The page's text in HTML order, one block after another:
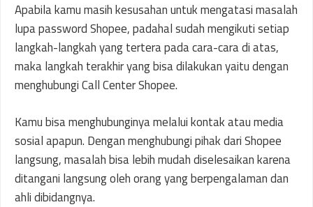
Apabila kamu masih kesusahan untuk mengatasi masalah
lupa password Shopee, padahal sudah mengikuti setiap
langkah-langkah yang tertera pada cara-cara di atas,
maka langkah terakhir yang bisa dilakukan yaitu dengan
menghubungi Call Center Shopee.
Kamu bisa menghubunginya melalui kontak atau media
sosial apapun. Dengan menghubungi pihak dari Shopee
langsung, masalah bisa lebih mudah diselesaikan karena
ditangani langsung oleh orang yang berpengalaman dan
ahli dibidangnya.